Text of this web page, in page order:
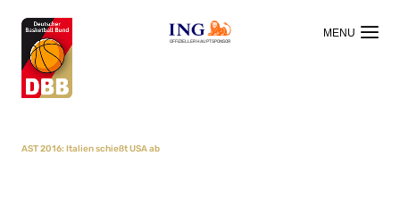
OFFIZIELLER HAUPTSPONSOR
AST 2016: Italien schießt USA ab